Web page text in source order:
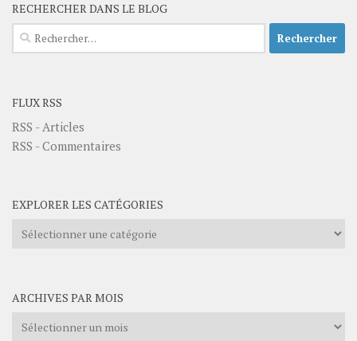
RECHERCHER DANS LE BLOG
Rechercher :
FLUX RSS
RSS - Articles
RSS - Commentaires
EXPLORER LES CATÉGORIES
Explorer
ARCHIVES PAR MOIS
Archives